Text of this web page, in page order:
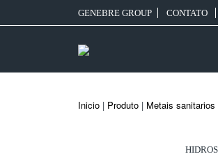
GENEBRE GROUP CONTATO
Inicio | Produto | Metais sanitarios